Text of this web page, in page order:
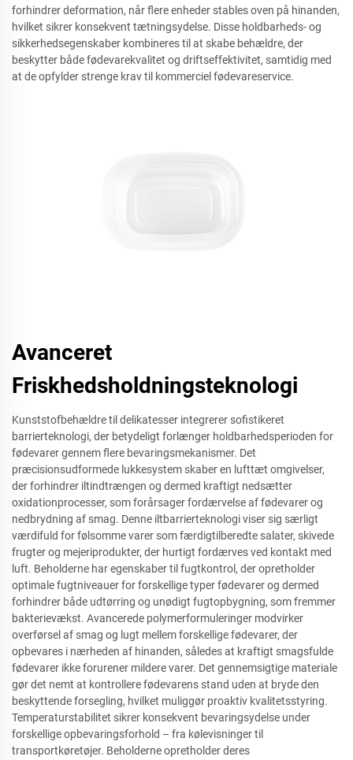
forhindrer deformation, når flere enheder stables oven på hinanden,
hvilket sikrer konsekvent tætningsydelse. Disse holdbarheds- og
sikkerhedsegenskaber kombineres til at skabe behældre, der
beskytter både fødevarekvalitet og driftseffektivitet, samtidig med
at de opfylder strenge krav til kommerciel fødevareservice.
Avanceret
Friskhedsholdningsteknologi
Kunststofbehældre til delikatesser integrerer sofistikeret
barrierteknologi, der betydeligt forlænger holdbarhedsperioden for
fødevarer gennem flere bevaringsmekanismer. Det
præcisionsudformede lukkesystem skaber en lufttæt omgivelser,
der forhindrer iltindtrængen og dermed kraftigt nedsætter
oxidationprocesser, som forårsager fordærvelse af fødevarer og
nedbrydning af smag. Denne iltbarrierteknologi viser sig særligt
værdifuld for følsomme varer som færdigtilberedte salater, skivede
frugter og mejeriprodukter, der hurtigt fordærves ved kontakt med
luft. Beholderne har egenskaber til fugtkontrol, der opretholder
optimale fugtniveauer for forskellige typer fødevarer og dermed
forhindrer både udtørring og unødigt fugtopbygning, som fremmer
bakterievækst. Avancerede polymerformuleringer modvirker
overførsel af smag og lugt mellem forskellige fødevarer, der
opbevares i nærheden af hinanden, således at kraftigt smagsfulde
fødevarer ikke forurener mildere varer. Det gennemsigtige materiale
gør det nemt at kontrollere fødevarens stand uden at bryde den
beskyttende forsegling, hvilket muliggør proaktiv kvalitetsstyring.
Temperaturstabilitet sikrer konsekvent bevaringsydelse under
forskellige opbevaringsforhold – fra kølevisninger til
transportkøretøjer. Beholderne opretholder deres